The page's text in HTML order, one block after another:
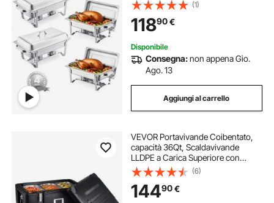
Supporto per Padella per Acqua
Supporto per Carburante, Argento
(1)
11890€
Disponibile
Consegna:non appena Gio.
Ago. 13
Aggiungi al carrello
VEVOR Portavivande Coibentato,
capacità 36Qt, Scaldavivande
LLDPE a Carica Superiore con
Maniglie Laterali Elastiche e Fibbie,
per Mensa Ristorante, Nero
(6)
14490€